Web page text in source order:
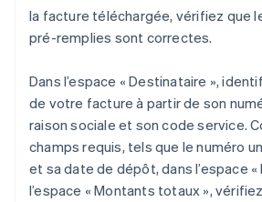
la facture téléchargée, vérifiez que
pré-remplies sont correctes.
Dans l’espace « Destinataire »,
de votre facture à partir de son
raison sociale et son code service.
champs requis, tels que le numéro
et sa date de dépôt, dans l’espace «
l’espace « Montants totaux »,